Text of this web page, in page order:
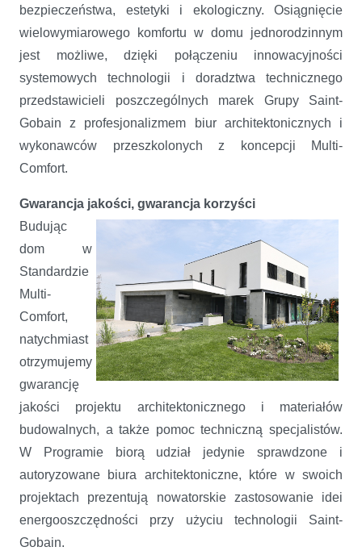
bezpieczeństwa, estetyki i ekologiczny. Osiągnięcie
wielowymiarowego komfortu w domu jednorodzinnym
jest możliwe, dzięki połączeniu innowacyjności
systemowych technologii i doradztwa technicznego
przedstawicieli poszczególnych marek Grupy Saint-
Gobain z profesjonalizmem biur architektonicznych i
wykonawców przeszkolonych z koncepcji Multi-
Comfort.
Gwarancja jakości, gwarancja korzyści
Budując
dom w
Standardzie
Multi-
Comfort,
natychmiast
otrzymujemy
gwarancję
jakości projektu architektonicznego i materiałów
budowalnych, a także pomoc techniczną specjalistów.
W Programie biorą udział jedynie sprawdzone i
autoryzowane biura architektoniczne, które w swoich
projektach prezentują nowatorskie zastosowanie idei
energooszczędności przy użyciu technologii Saint-
Gobain.